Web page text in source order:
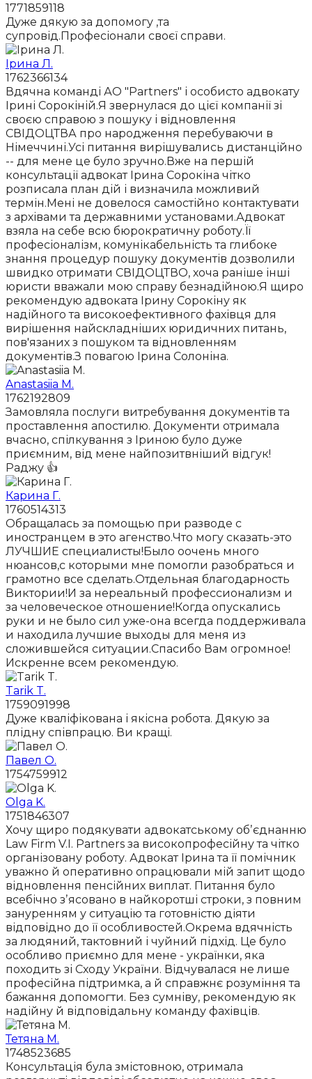
1771859118
Дуже дякую за допомогу ,та
супровід.Професіонали своєї справи.
Ірина Л.
1762366134
Вдячна команді АО "Partners" і особисто адвокату
Ірині Сорокіній.Я звернулася до цієї компанії зі
своєю справою з пошуку і відновлення
СВІДОЦТВА про народження перебуваючи в
Німеччині.Усі питання вирішувались дистанційно
-- для мене це було зручно.Вже на першій
консультації адвокат Ірина Сорокіна чітко
розписала план дій і визначила можливий
термін.Мені не довелося самостійно контактувати
з архівами та державними установами.Адвокат
взяла на себе всю бюрократичну роботу.Її
професіоналізм, комунікабельність та глибоке
знання процедур пошуку документів дозволили
швидко отримати СВІДОЦТВО, хоча раніше інші
юристи вважали мою справу безнадійною.Я щиро
рекомендую адвоката Ірину Сорокіну як
надійного та високоефективного фахівця для
вирішення найскладніших юридичних питань,
пов'язаних з пошуком та відновленням
документів.З повагою Ірина Солоніна.
Anastasiia M.
1762192809
Замовляла послуги витребування документів та
проставлення апостилю. Документи отримала
вчасно, спілкування з Іриною було дуже
приємним, від мене найпозитвніший відгук!
Раджу 👍
Карина Г.
1760514313
Обращалась за помощью при разводе с
иностранцем в это агенство.Что могу сказать-это
ЛУЧШИЕ специалисты!Было оочень много
нюансов,с которыми мне помогли разобраться и
грамотно все сделать.Отдельная благодарность
Виктории!И за нереальный профессионализм и
за человеческое отношение!Когда опускались
руки и не было сил уже-она всегда поддерживала
и находила лучшие выходы для меня из
сложившейся ситуации.Спасибо Вам огромное!
Искренне всем рекомендую.
Tarik T.
1759091998
Дуже кваліфікована і якісна робота. Дякую за
плідну співпрацю. Ви кращі.
Павел О.
1754759912
Olga K.
1751846307
Хочу щиро подякувати адвокатському обʼєднанню
Law Firm V.I. Partners за високопрофесійну та чітко
організовану роботу. Адвокат Ірина та її помічник
уважно й оперативно опрацювали мій запит щодо
відновлення пенсійних виплат. Питання було
всебічно зʼясовано в найкоротші строки, з повним
зануренням у ситуацію та готовністю діяти
відповідно до її особливостей.Окрема вдячність
за людяний, тактовний і чуйний підхід. Це було
особливо приємно для мене - українки, яка
походить зі Сходу України. Відчувалася не лише
професійна підтримка, а й справжнє розуміння та
бажання допомогти. Без сумніву, рекомендую як
надійну й відповідальну команду фахівців.
Тетяна М.
1748523685
Консультація була змістовною, отримала